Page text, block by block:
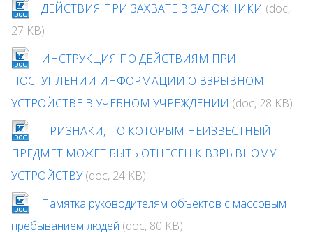
ДЕЙСТВИЯ ПРИ ЗАХВАТЕ В ЗАЛОЖНИКИ (doc,
27 KB)
ИНСТРУКЦИЯ ПО ДЕЙСТВИЯМ ПРИ
ПОСТУПЛЕНИИ ИНФОРМАЦИИ О ВЗРЫВНОМ
УСТРОЙСТВЕ В УЧЕБНОМ УЧРЕЖДЕНИИ (doc, 28 KB)
ПРИЗНАКИ, ПО КОТОРЫМ НЕИЗВЕСТНЫЙ
ПРЕДМЕТ МОЖЕТ БЫТЬ ОТНЕСЕН К ВЗРЫВНОМУ
УСТРОЙСТВУ (doc, 24 KB)
Памятка руководителям объектов с массовым
пребыванием людей (doc, 80 KB)